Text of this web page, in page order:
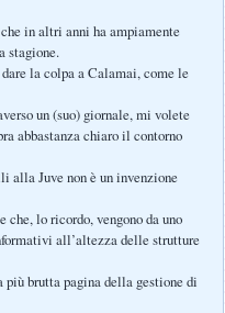
in altri anni ha ampiamente
stagione.
la colpa a Calamai, come le
un (suo) giornale, mi volete
abbastanza chiaro il contorno
alla Juve non è un invenzione
che, lo ricordo, vengono da uno
all’altezza delle strutture
più brutta pagina della gestione di